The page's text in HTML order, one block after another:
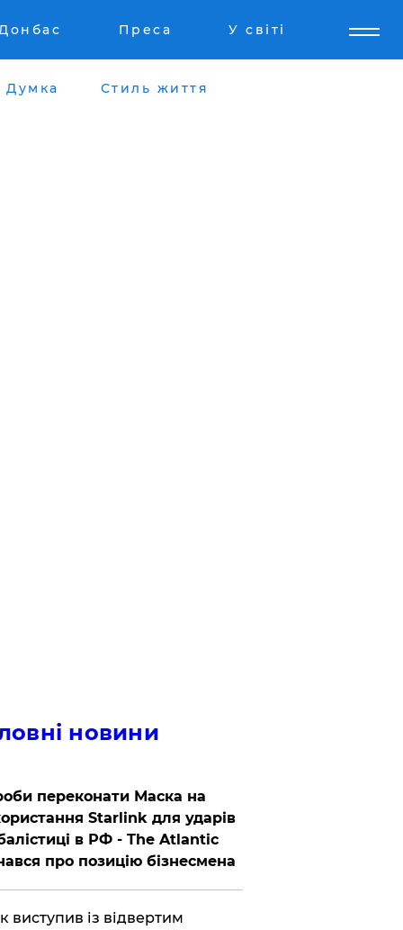
Преса У світі
Думка Стиль життя
новини
переконати Маска на
Starlink для ударів
в РФ - The Atlantic
про позицію бізнесмена
виступив із відвертим